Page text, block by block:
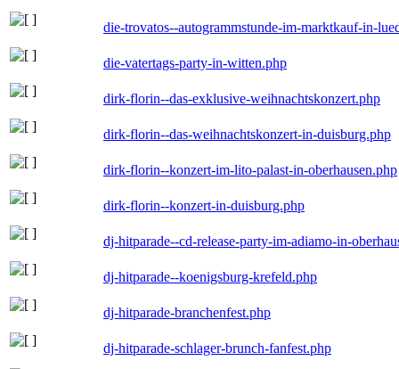
die-trovatos--autogrammstunde-im-marktkauf-in-
die-vatertags-party-in-witten.php
dirk-florin--das-exklusive-weihnachtskonzert.php
dirk-florin--das-weihnachtskonzert-in-duisburg.php
dirk-florin--konzert-im-lito-palast-in-oberhausen.php
dirk-florin--konzert-in-duisburg.php
dj-hitparade--cd-release-party-im-adiamo-in-
dj-hitparade--koenigsburg-krefeld.php
dj-hitparade-branchenfest.php
dj-hitparade-schlager-brunch-fanfest.php